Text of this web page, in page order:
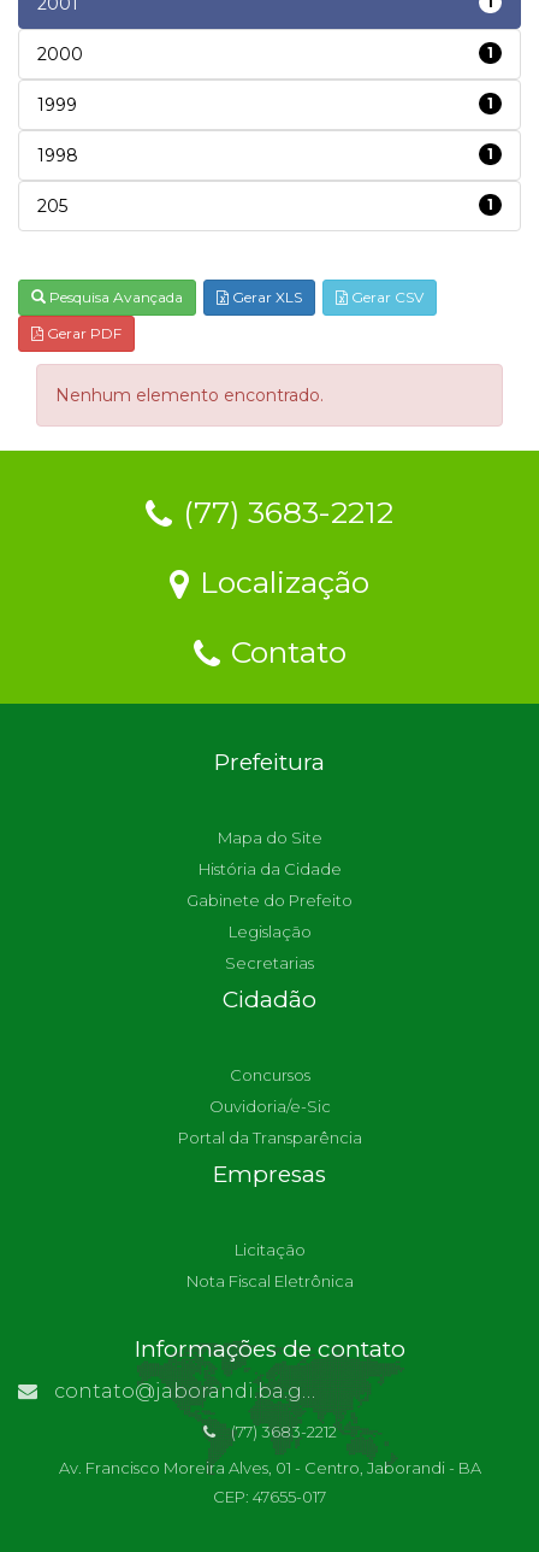
2000 1
1999 1
1998 1
205 1
Pesquisa Avançada Gerar XLS
Gerar CSV
Gerar PDF
Nenhum elemento encontrado.
(77) 3683-2212
Localização
Contato
Prefeitura
Mapa do Site
História da Cidade
Gabinete do Prefeito
Legislação
Secretarias
Cidadão
Concursos
Ouvidoria/e-Sic
Portal da Transparência
Empresas
Licitação
Nota Fiscal Eletrônica
Informações de contato
contato@jaborandi.ba.gov.br | Funcionário Responsável: Ronaldo Da Paz Dourado
(77) 3683-2212
Av. Francisco Moreira Alves, 01 - Centro, Jaborandi - BA
CEP: 47655-017